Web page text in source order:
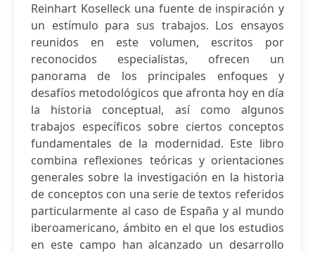
Reinhart Koselleck una fuente de inspiración y
un estímulo para sus trabajos. Los ensayos
reunidos en este volumen, escritos por
reconocidos especialistas, ofrecen un
panorama de los principales enfoques y
desafíos metodológicos que afronta hoy en día
la historia conceptual, así como algunos
trabajos específicos sobre ciertos conceptos
fundamentales de la modernidad. Este libro
combina reflexiones teóricas y orientaciones
generales sobre la investigación en la historia
de conceptos con una serie de textos referidos
particularmente al caso de España y al mundo
iberoamericano, ámbito en el que los estudios
en este campo han alcanzado un desarrollo